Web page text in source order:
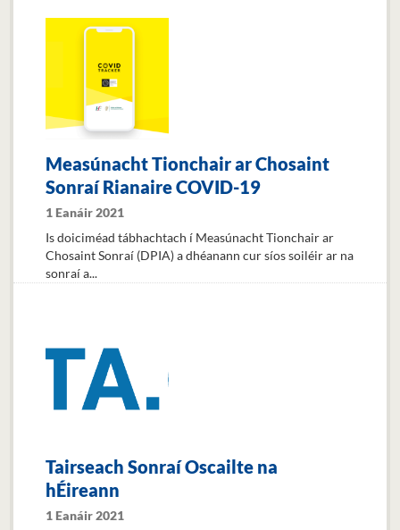
Measúnacht Tionchair ar Chosaint
Sonraí Rianaire COVID-19
1 Eanáir 2021
Is doiciméad tábhachtach í Measúnacht Tionchair ar
Chosaint Sonraí (DPIA) a dhéanann cur síos soiléir ar na
sonraí a...
Tairseach Sonraí Oscailte na
hÉireann
1 Eanáir 2021